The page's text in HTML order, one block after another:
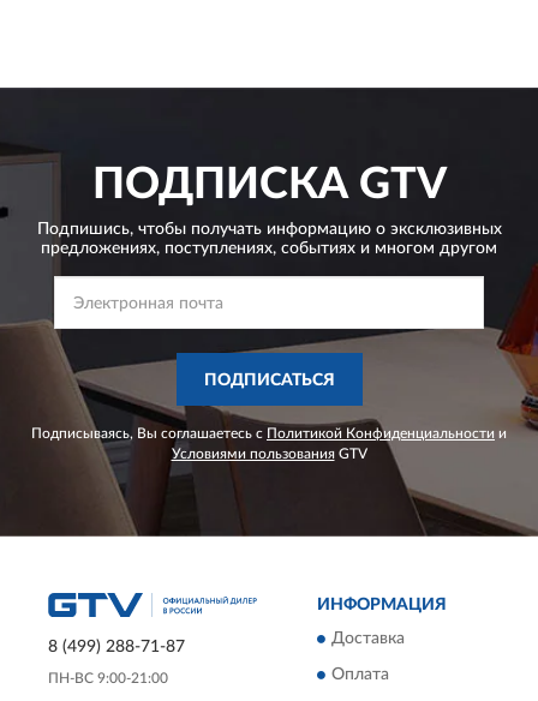
ПОДПИСКАGTV
Подпишись, чтобы получать информацию о эксклюзивных
предложениях, поступлениях, событиях и многом другом
ПОДПИСАТЬСЯ
Подписываясь, Вы соглашаетесь с Политикой Конфиденциальности и
Условиями пользованияGTV
8 (499) 288-71-87
ПН-ВС 9:00-21:00
ИНФОРМАЦИЯ
Доставка
Оплата